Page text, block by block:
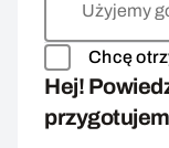
Użyjemy
Chcę
Hej!